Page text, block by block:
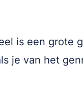
is een grote
je van het